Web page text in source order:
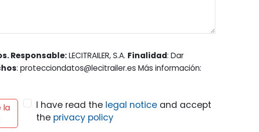
Responsable:LECITRAILER, S.A. Finalidad: Dar
: protecciondatos@lecitrailer.es Más información:
la
I have read the legal notice and accept
the privacy policy